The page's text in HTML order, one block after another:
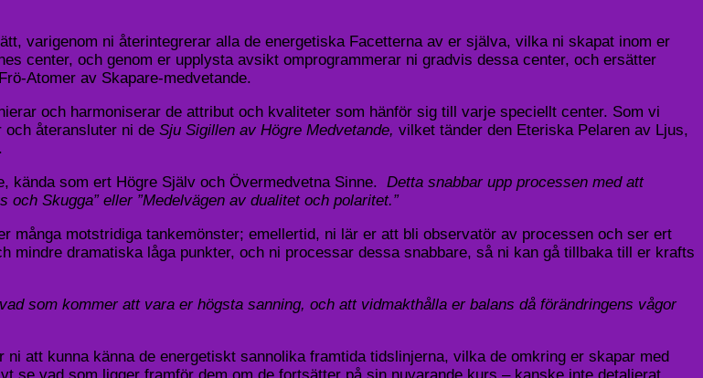
varigenom ni återintegrerar alla de energetiska Facetterna av er själva, vilka ni skapat inom er
center, och genom er upplysta avsikt omprogrammerar ni gradvis dessa center, och ersätter
Atomer av Skapare-medvetande.
och harmoniserar de attribut och kvaliteter som hänför sig till varje speciellt center. Som vi
återansluter ni de Sju Sigillen av Högre Medvetande, vilket tänder den Eteriska Pelaren av Ljus,
som ert Högre Själv och Övermedvetna Sinne. Detta snabbar upp processen med att
Skugga” eller ”Medelvägen av dualitet och polaritet.”
många motstridiga tankemönster; emellertid, ni lär er att bli observatör av processen och ser ert
mindre dramatiska låga punkter, och ni processar dessa snabbare, så ni kan gå tillbaka till er krafts
som kommer att vara er högsta sanning, och att vidmakthålla er balans då förändringens vågor
att kunna känna de energetiskt sannolika framtida tidslinjerna, vilka de omkring er skapar med